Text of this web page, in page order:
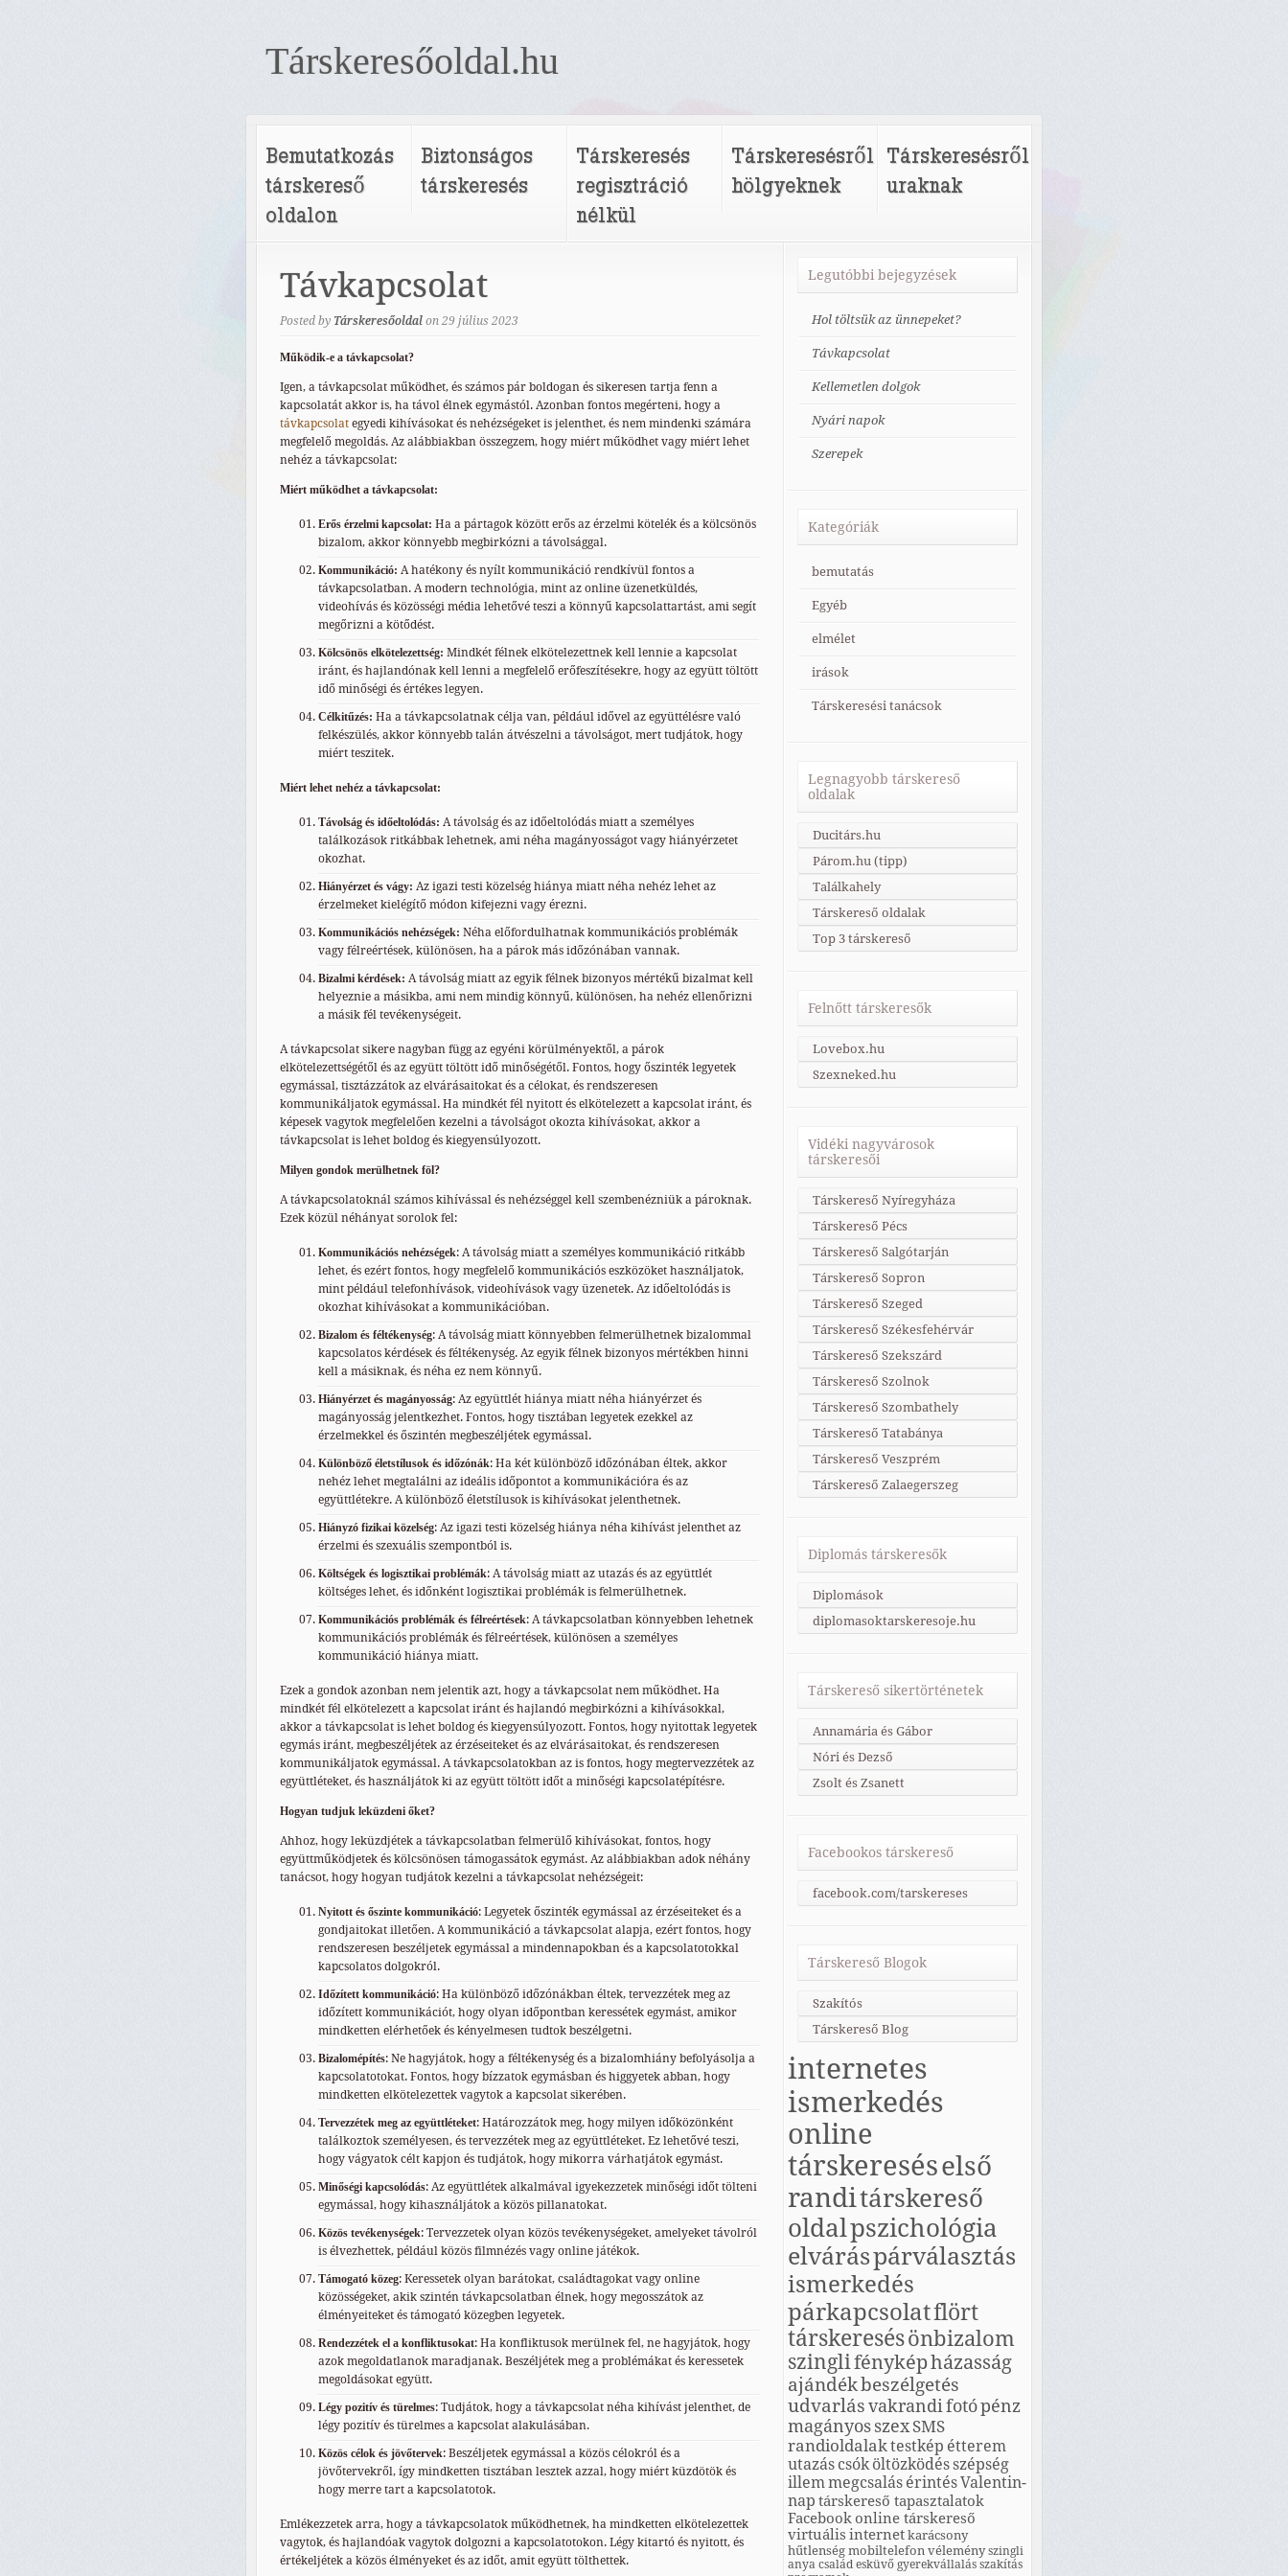
Társkeresőoldal.hu
Bemutatkozás
társkereső
oldalon
Biztonságos
társkeresés
Társkeresés
regisztráció
nélkül
Társkeresésről
hölgyeknek
Társkeresésről
uraknak
Távkapcsolat
Posted by Társkeresőoldal on 29 július 2023
Működik-e a távkapcsolat?
Igen, a távkapcsolat működhet, és számos pár boldogan és sikeresen tartja fenn a
kapcsolatát akkor is, ha távol élnek egymástól. Azonban fontos megérteni, hogy a
távkapcsolat egyedi kihívásokat és nehézségeket is jelenthet, és nem mindenki számára
megfelelő megoldás. Az alábbiakban összegzem, hogy miért működhet vagy miért lehet
nehéz a távkapcsolat:
Miért működhet a távkapcsolat:
Erős érzelmi kapcsolat: Ha a pártagok között erős az érzelmi kötelék és a kölcsönös
bizalom, akkor könnyebb megbirkózni a távolsággal.
Kommunikáció: A hatékony és nyílt kommunikáció rendkívül fontos a
távkapcsolatban. A modern technológia, mint az online üzenetküldés,
videohívás és közösségi média lehetővé teszi a könnyű kapcsolattartást, ami segít
megőrizni a kötődést.
Kölcsönös elkötelezettség: Mindkét félnek elkötelezettnek kell lennie a kapcsolat
iránt, és hajlandónak kell lenni a megfelelő erőfeszítésekre, hogy az együtt töltött
idő minőségi és értékes legyen.
Célkitűzés: Ha a távkapcsolatnak célja van, például idővel az együttélésre való
felkészülés, akkor könnyebb talán átvészelni a távolságot, mert tudjátok, hogy
miért teszitek.
Miért lehet nehéz a távkapcsolat:
Távolság és időeltolódás: A távolság és az időeltolódás miatt a személyes
találkozások ritkábbak lehetnek, ami néha magányosságot vagy hiányérzetet
okozhat.
Hiányérzet és vágy: Az igazi testi közelség hiánya miatt néha nehéz lehet az
érzelmeket kielégítő módon kifejezni vagy érezni.
Kommunikációs nehézségek: Néha előfordulhatnak kommunikációs problémák
vagy félreértések, különösen, ha a párok más időzónában vannak.
Bizalmi kérdések: A távolság miatt az egyik félnek bizonyos mértékű bizalmat kell
helyeznie a másikba, ami nem mindig könnyű, különösen, ha nehéz ellenőrizni
a másik fél tevékenységeit.
A távkapcsolat sikere nagyban függ az egyéni körülményektől, a párok
elkötelezettségétől és az együtt töltött idő minőségétől. Fontos, hogy őszinték legyetek
egymással, tisztázzátok az elvárásaitokat és a célokat, és rendszeresen
kommunikáljatok egymással. Ha mindkét fél nyitott és elkötelezett a kapcsolat iránt, és
képesek vagytok megfelelően kezelni a távolságot okozta kihívásokat, akkor a
távkapcsolat is lehet boldog és kiegyensúlyozott.
Milyen gondok merülhetnek föl?
A távkapcsolatoknál számos kihívással és nehézséggel kell szembenézniük a pároknak.
Ezek közül néhányat sorolok fel:
Kommunikációs nehézségek: A távolság miatt a személyes kommunikáció ritkább
lehet, és ezért fontos, hogy megfelelő kommunikációs eszközöket használjatok,
mint például telefonhívások, videohívások vagy üzenetek. Az időeltolódás is
okozhat kihívásokat a kommunikációban.
Bizalom és féltékenység: A távolság miatt könnyebben felmerülhetnek bizalommal
kapcsolatos kérdések és féltékenység. Az egyik félnek bizonyos mértékben hinni
kell a másiknak, és néha ez nem könnyű.
Hiányérzet és magányosság: Az együttlét hiánya miatt néha hiányérzet és
magányosság jelentkezhet. Fontos, hogy tisztában legyetek ezekkel az
érzelmekkel és őszintén megbeszéljétek egymással.
Különböző életstílusok és időzónák: Ha két különböző időzónában éltek, akkor
nehéz lehet megtalálni az ideális időpontot a kommunikációra és az
együttlétekre. A különböző életstílusok is kihívásokat jelenthetnek.
Hiányzó fizikai közelség: Az igazi testi közelség hiánya néha kihívást jelenthet az
érzelmi és szexuális szempontból is.
Költségek és logisztikai problémák: A távolság miatt az utazás és az együttlét
költséges lehet, és időnként logisztikai problémák is felmerülhetnek.
Kommunikációs problémák és félreértések: A távkapcsolatban könnyebben lehetnek
kommunikációs problémák és félreértések, különösen a személyes
kommunikáció hiánya miatt.
Ezek a gondok azonban nem jelentik azt, hogy a távkapcsolat nem működhet. Ha
mindkét fél elkötelezett a kapcsolat iránt és hajlandó megbirkózni a kihívásokkal,
akkor a távkapcsolat is lehet boldog és kiegyensúlyozott. Fontos, hogy nyitottak legyetek
egymás iránt, megbeszéljétek az érzéseiteket és az elvárásaitokat, és rendszeresen
kommunikáljatok egymással. A távkapcsolatokban az is fontos, hogy megtervezzétek az
együttléteket, és használjátok ki az együtt töltött időt a minőségi kapcsolatépítésre.
Hogyan tudjuk leküzdeni őket?
Ahhoz, hogy leküzdjétek a távkapcsolatban felmerülő kihívásokat, fontos, hogy
együttműködjetek és kölcsönösen támogassátok egymást. Az alábbiakban adok néhány
tanácsot, hogy hogyan tudjátok kezelni a távkapcsolat nehézségeit:
Nyitott és őszinte kommunikáció: Legyetek őszinték egymással az érzéseiteket és a
gondjaitokat illetően. A kommunikáció a távkapcsolat alapja, ezért fontos, hogy
rendszeresen beszéljetek egymással a mindennapokban és a kapcsolatotokkal
kapcsolatos dolgokról.
Időzített kommunikáció: Ha különböző időzónákban éltek, tervezzétek meg az
időzített kommunikációt, hogy olyan időpontban keressétek egymást, amikor
mindketten elérhetőek és kényelmesen tudtok beszélgetni.
Bizalomépítés: Ne hagyjátok, hogy a féltékenység és a bizalomhiány befolyásolja a
kapcsolatotokat. Fontos, hogy bízzatok egymásban és higgyetek abban, hogy
mindketten elkötelezettek vagytok a kapcsolat sikerében.
Tervezzétek meg az együttléteket: Határozzátok meg, hogy milyen időközönként
találkoztok személyesen, és tervezzétek meg az együttléteket. Ez lehetővé teszi,
hogy vágyatok célt kapjon és tudjátok, hogy mikorra várhatjátok egymást.
Minőségi kapcsolódás: Az együttlétek alkalmával igyekezzetek minőségi időt tölteni
egymással, hogy kihasználjátok a közös pillanatokat.
Közös tevékenységek: Tervezzetek olyan közös tevékenységeket, amelyeket távolról
is élvezhettek, például közös filmnézés vagy online játékok.
Támogató közeg: Keressetek olyan barátokat, családtagokat vagy online
közösségeket, akik szintén távkapcsolatban élnek, hogy megosszátok az
élményeiteket és támogató közegben legyetek.
Rendezzétek el a konfliktusokat: Ha konfliktusok merülnek fel, ne hagyjátok, hogy
azok megoldatlanok maradjanak. Beszéljétek meg a problémákat és keressetek
megoldásokat együtt.
Légy pozitív és türelmes: Tudjátok, hogy a távkapcsolat néha kihívást jelenthet, de
légy pozitív és türelmes a kapcsolat alakulásában.
Közös célok és jövőtervek: Beszéljetek egymással a közös célokról és a
jövőtervekről, így mindketten tisztában lesztek azzal, hogy miért küzdötök és
hogy merre tart a kapcsolatotok.
Emlékezzetek arra, hogy a távkapcsolatok működhetnek, ha mindketten elkötelezettek
vagytok, és hajlandóak vagytok dolgozni a kapcsolatotokon. Légy kitartó és nyitott, és
értékeljétek a közös élményeket és az időt, amit együtt tölthettek.
Legutóbbi bejegyzések
Hol töltsük az ünnepeket?
Távkapcsolat
Kellemetlen dolgok
Nyári napok
Szerepek
Kategóriák
bemutatás
Egyéb
elmélet
irások
Társkeresési tanácsok
Legnagyobb társkereső
oldalak
Ducitárs.hu
Párom.hu (tipp)
Találkahely
Társkereső oldalak
Top 3 társkereső
Felnőtt társkeresők
Lovebox.hu
Szexneked.hu
Vidéki nagyvárosok
társkeresői
Társkereső Nyíregyháza
Társkereső Pécs
Társkereső Salgótarján
Társkereső Sopron
Társkereső Szeged
Társkereső Székesfehérvár
Társkereső Szekszárd
Társkereső Szolnok
Társkereső Szombathely
Társkereső Tatabánya
Társkereső Veszprém
Társkereső Zalaegerszeg
Diplomás társkeresők
Diplomások
diplomasoktarskeresoje.hu
Társkereső sikertörténetek
Annamária és Gábor
Nóri és Dezső
Zsolt és Zsanett
Facebookos társkereső
facebook.com/tarskereses
Társkereső Blogok
Szakítós
Társkereső Blog
internetes
ismerkedés
online
társkereséselső
randitárskereső
oldalpszichológia
elváráspárválasztás
ismerkedés
párkapcsolatflört
társkeresésönbizalom
szinglifényképházasság
ajándékbeszélgetés
udvarlásvakrandi fotópénz
magányosszex SMS
randioldalaktestkép étterem
utazás csók öltözködésszépség
illemmegcsalás érintésValentin-
nap társkereső tapasztalatok
Facebookonline társkereső
virtuális internetkarácsony
hűtlenségmobiltelefon vélemény szingli
anya család esküvő gyerekvállalás szakítás